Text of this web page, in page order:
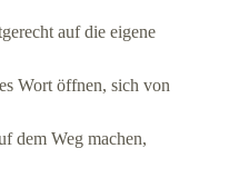
auf die eigene
Wort öffnen, sich von
dem Weg machen,